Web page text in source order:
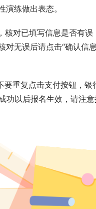
演练做出表态。
核对已填写信息是否有误
对无误后请点击“确认信
要重复点击支付按钮，银
功以后报名生效，请注